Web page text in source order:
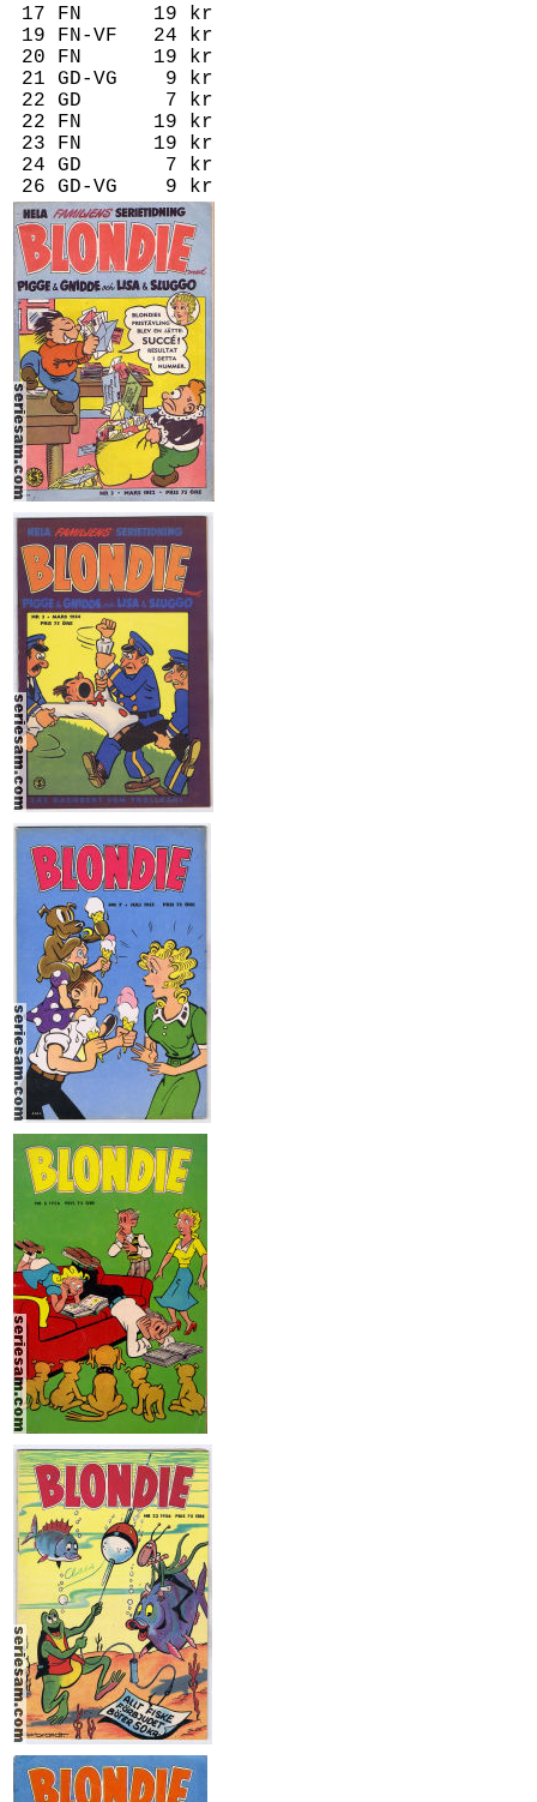
17 FN 19 kr
19 FN-VF 24 kr
20 FN 19 kr
21 GD-VG 9 kr
22 GD 7 kr
22 FN 19 kr
23 FN 19 kr
24 GD 7 kr
26 GD-VG 9 kr